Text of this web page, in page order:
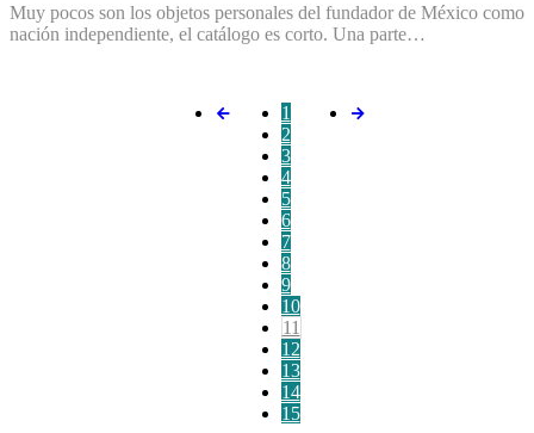
Muy pocos son los objetos personales del fundador de México como
nación independiente, el catálogo es corto. Una parte…
1
2
3
4
5
6
7
8
9
10
11
12
13
14
15